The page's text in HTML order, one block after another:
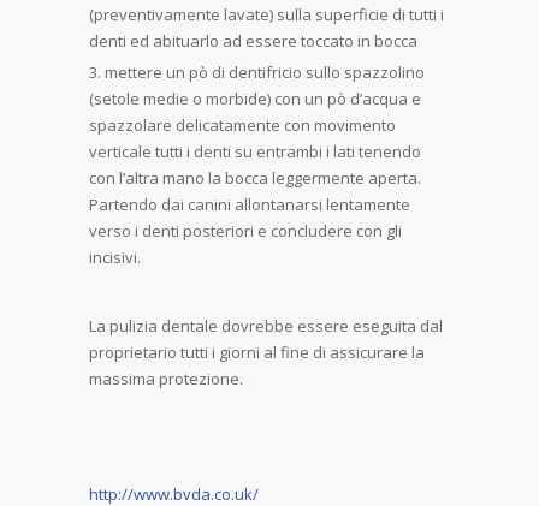
(preventivamente lavate) sulla superficie di tutti i
denti ed abituarlo ad essere toccato in bocca
mettere un pò di dentifricio sullo spazzolino
(setole medie o morbide) con un pò d’acqua e
spazzolare delicatamente con movimento
verticale tutti i denti su entrambi i lati tenendo
con l’altra mano la bocca leggermente aperta.
Partendo dai canini allontanarsi lentamente
verso i denti posteriori e concludere con gli
incisivi.
La pulizia dentale dovrebbe essere eseguita dal
proprietario tutti i giorni al fine di assicurare la
massima protezione.
http://www.bvda.co.uk/